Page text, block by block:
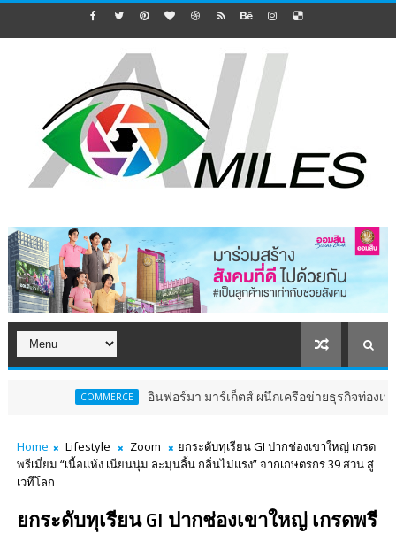
อินฟอร์มา มาร์เก็ตส์ ผนึกเครือข่ายธุรกิจท่องเที่ยว-บริการ จัด Food
Home Lifestyle Zoom
ยกระดับทุเรียน GI ปากช่องเขาใหญ่ เกรด
พรีเมี่ยม “เนื้อแห้ง เนียนนุ่ม ละมุนลิ้น กลิ่นไม่แรง” จากเกษตรกร 39 สวน สู่
เวทีโลก
ยกระดับทุเรียน GI ปากช่องเขาใหญ่ เกรดพรี